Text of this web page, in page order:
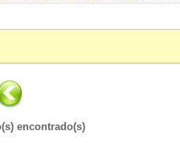
encontrado(s)